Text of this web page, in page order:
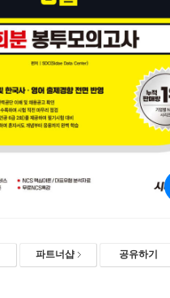
파트너샵 공유하기